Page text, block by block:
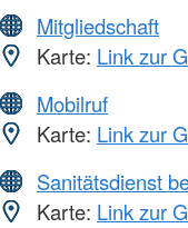
Mitgliedschaft
Karte: Link zur
Mobilruf
Karte: Link zur
Sanitätsdienst
Karte: Link zur